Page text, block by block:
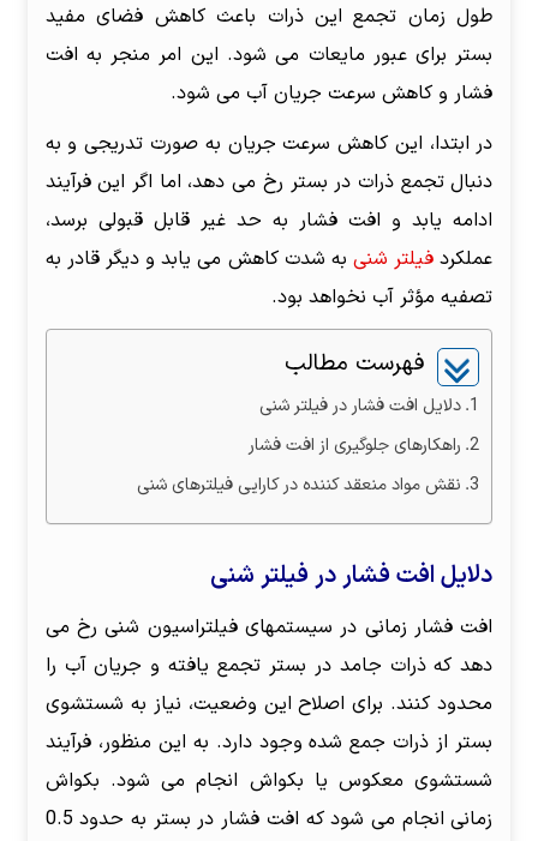
طول زمان تجمع این ذرات باعث کاهش فضای مفید
بستر برای عبور مایعات می شود. این امر منجر به افت
فشار و کاهش سرعت جریان آب می شود.
در ابتدا، این کاهش سرعت جریان به صورت تدریجی و به
دنبال تجمع ذرات در بستر رخ می دهد، اما اگر این فرآیند
ادامه یابد و افت فشار به حد غیر قابل قبولی برسد،
عملکرد فیلتر شنیبه شدت کاهش می یابد و دیگر قادر به
تصفیه مؤثر آب نخواهد بود.
فهرست مطالب
دلایل افت فشار در فیلتر شنی
راهکار‌های جلوگیری از افت فشار
نقش مواد منعقد کننده در کارایی فیلترهای شنی
دلایل افت فشار در فیلتر شنی
افت فشار زمانی در سیستمهای فیلتراسیون شنی رخ می
دهد که ذرات جامد در بستر تجمع یافته و جریان آب را
محدود کنند. برای اصلاح این وضعیت، نیاز به شستشوی
بستر از ذرات جمع شده وجود دارد. به این منظور، فرآیند
شستشوی معکوس یا بکواش انجام می شود. بکواش
زمانی انجام می شود که افت فشار در بستر به حدود 0.5